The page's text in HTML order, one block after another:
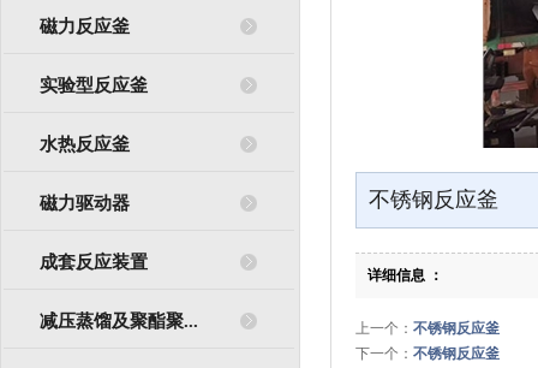
磁力反应釜
实验型反应釜
水热反应釜
磁力驱动器
成套反应装置
减压蒸馏及聚酯聚...
不锈钢反应釜
详细信息 ：
上一个： 不锈钢反应釜
下一个： 不锈钢反应釜